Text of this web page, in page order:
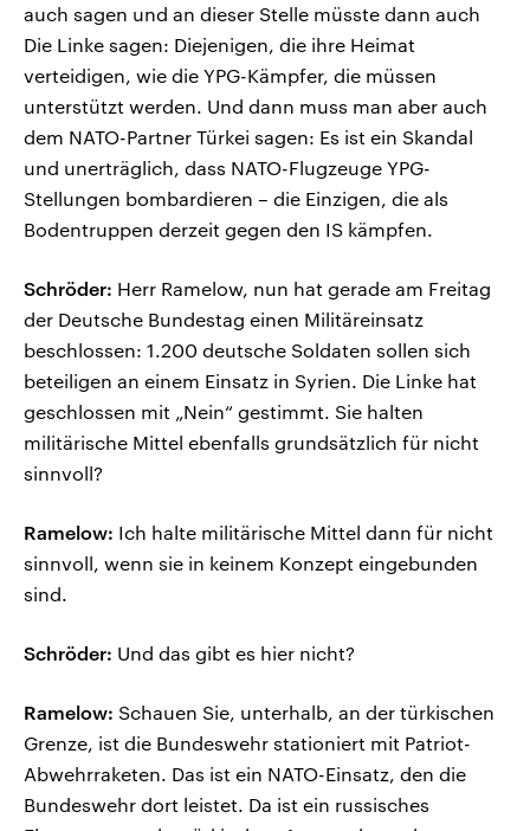
auch sagen und an dieser Stelle müsste dann auch
Die Linke sagen: Diejenigen, die ihre Heimat
verteidigen, wie die YPG-Kämpfer, die müssen
unterstützt werden. Und dann muss man aber auch
dem NATO-Partner Türkei sagen: Es ist ein Skandal
und unerträglich, dass NATO-Flugzeuge YPG-
Stellungen bombardieren – die Einzigen, die als
Bodentruppen derzeit gegen den IS kämpfen.
Schröder: Herr Ramelow, nun hat gerade am Freitag
der Deutsche Bundestag einen Militäreinsatz
beschlossen: 1.200 deutsche Soldaten sollen sich
beteiligen an einem Einsatz in Syrien. Die Linke hat
geschlossen mit „Nein“ gestimmt. Sie halten
militärische Mittel ebenfalls grundsätzlich für nicht
sinnvoll?
Ramelow: Ich halte militärische Mittel dann für nicht
sinnvoll, wenn sie in keinem Konzept eingebunden
sind.
Schröder: Und das gibt es hier nicht?
Ramelow: Schauen Sie, unterhalb, an der türkischen
Grenze, ist die Bundeswehr stationiert mit Patriot-
Abwehrraketen. Das ist ein NATO-Einsatz, den die
Bundeswehr dort leistet. Da ist ein russisches